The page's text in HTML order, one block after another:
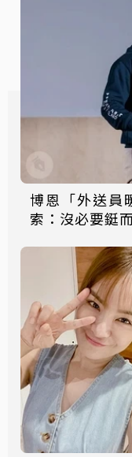
博恩「外送
索：沒必要鋌